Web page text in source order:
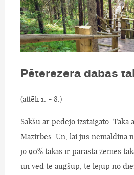
Pēterezera dabas
(attēli 1. - 8.)
Sākšu ar pēdējo izstaigāto. Taka
Mazirbes. Un, lai jūs nemaldina
jo 90% takas ir parasta zemes
un ved te augšup, te lejup no